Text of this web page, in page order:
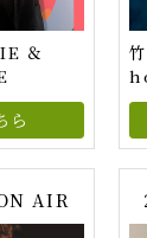
＆
ら
AIR